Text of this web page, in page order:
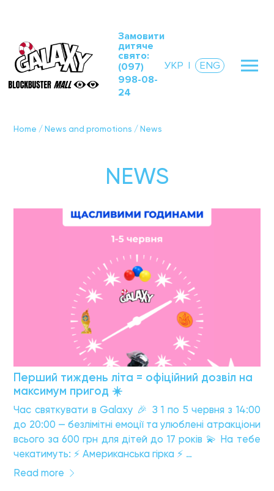
Замовити
дитяче
свято:
(097)
998-08-
24
УКР | ENG
Home /News and promotions /News
NEWS
Перший тиждень літа = офіційний дозвіл на
максимум пригод ☀️
Час святкувати в Galaxy 🎉 З 1 по 5 червня з 14:00
до 20:00 — безлімітні емоції та улюблені атракціони
всього за 600 грн для дітей до 17 років 💫 На тебе
чекатимуть: ⚡️ Американська гірка ⚡️ …
Read more